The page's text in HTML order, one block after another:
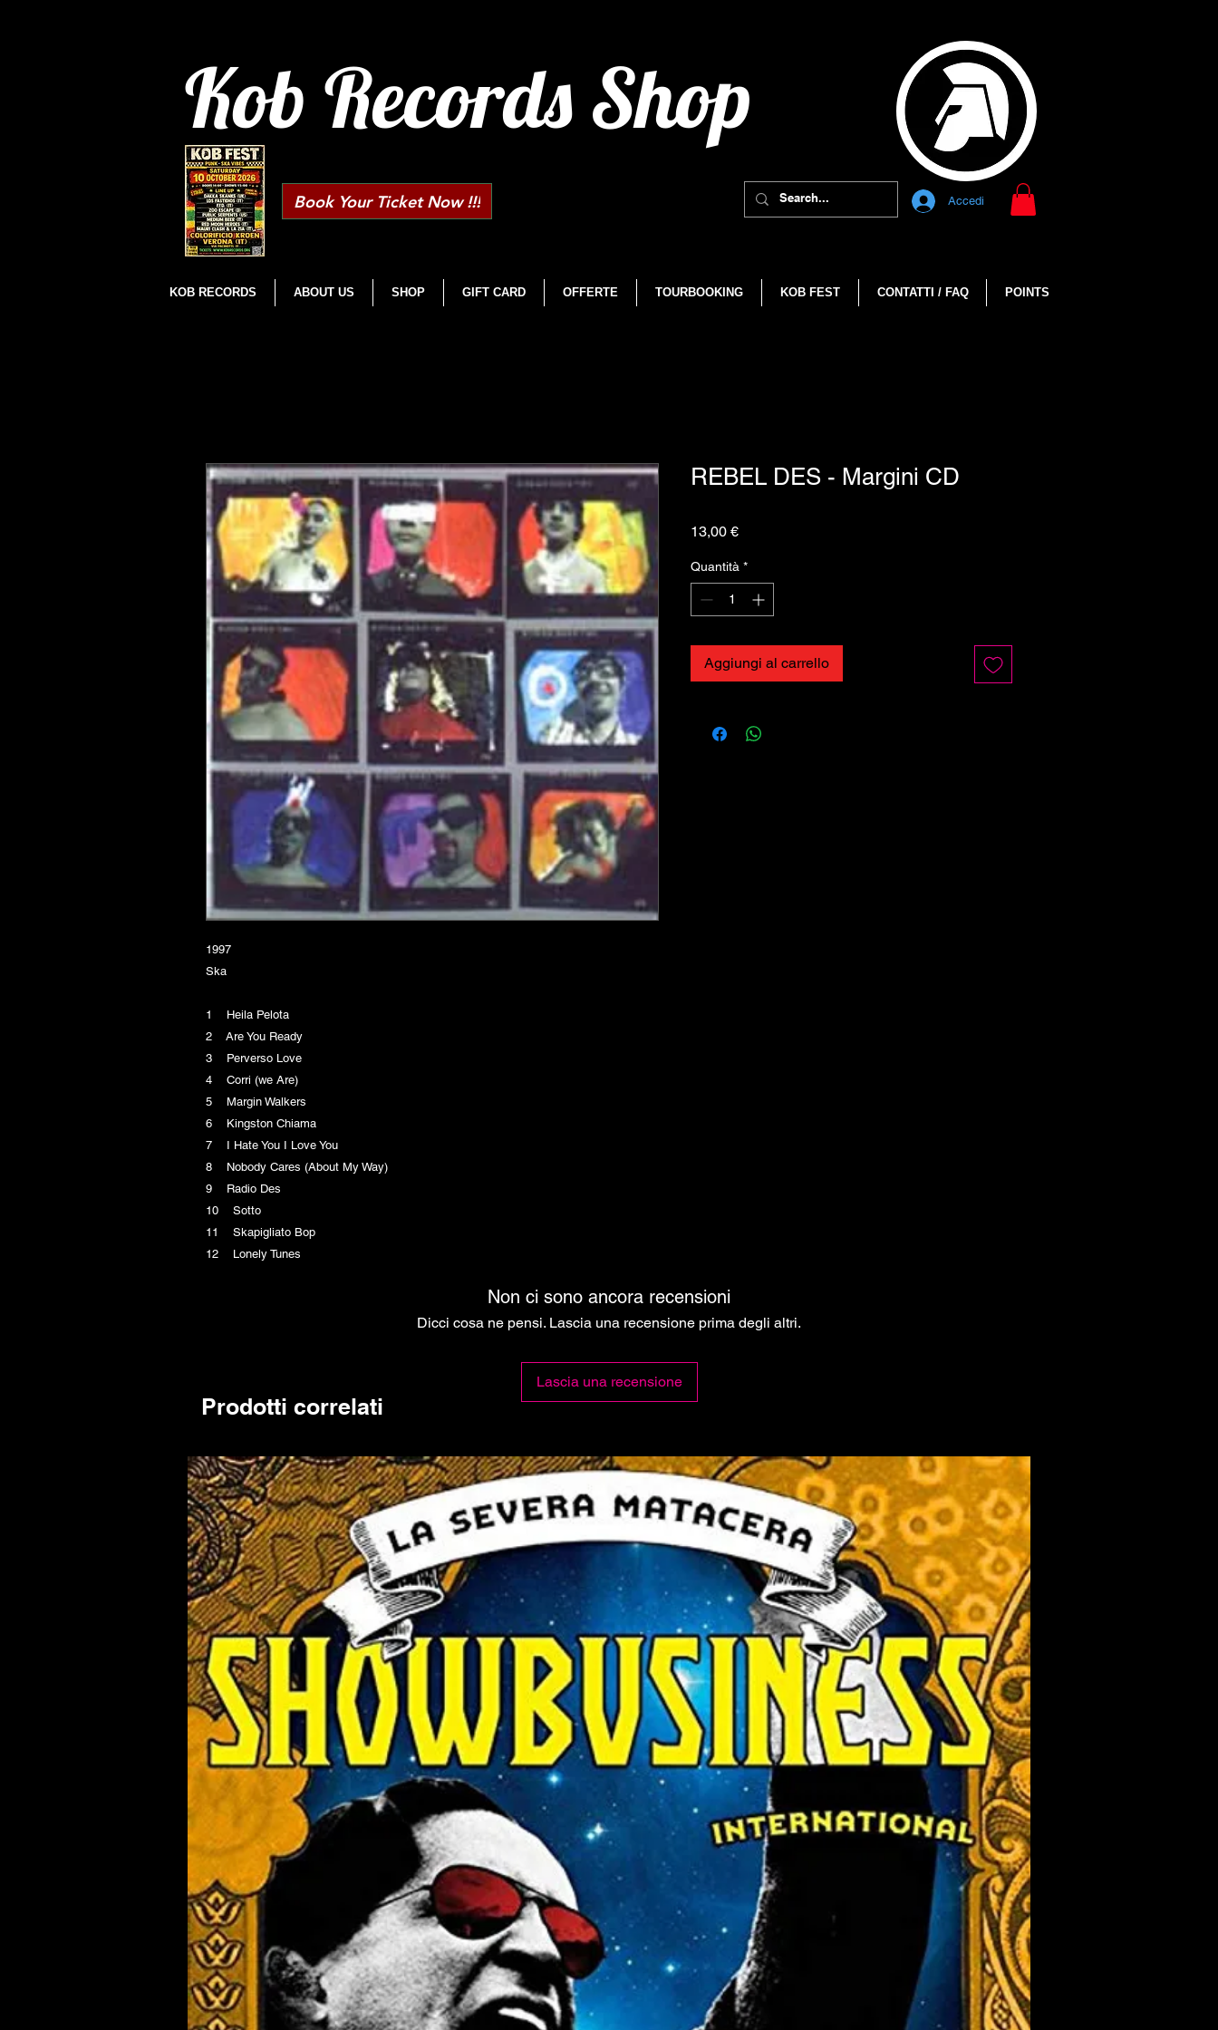
Kob Records Shop
Accedi
Book Your Ticket Now !!!
KOB RECORDS ABOUT US SHOP GIFT CARD OFFERTE TOURBOOKING KOB FEST CONTATTI / FAQ POINTS
1997
Ska
1 Heila Pelota
2 Are You Ready
3 Perverso Love
4 Corri (we Are)
5 Margin Walkers
6 Kingston Chiama
7 I Hate You I Love You
8 Nobody Cares (About My Way)
9 Radio Des
10 Sotto
11 Skapigliato Bop
12 Lonely Tunes
REBEL DES - Margini CD
13,00 €Prezzo
Quantità *
Aggiungi al carrello
Non ci sono ancora recensioni
Dicci cosa ne pensi. Lascia una recensione prima degli altri.
Lascia una recensione
Prodotti correlati